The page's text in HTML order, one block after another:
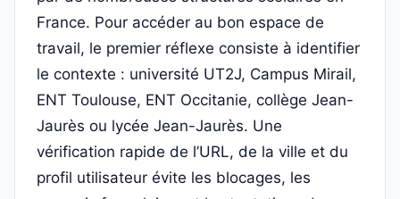
France. Pour accéder au bon espace de
travail, le premier réflexe consiste à identifier
le contexte : université UT2J, Campus Mirail,
ENT Toulouse, ENT Occitanie, collège Jean-
Jaurès ou lycée Jean-Jaurès. Une
vérification rapide de l’URL, de la ville et du
profil utilisateur évite les blocages, les